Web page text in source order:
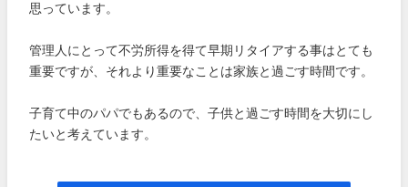
思っています。
管理人にとって不労所得を得て早期リタイアする事はとても
重要ですが、それより重要なことは家族と過ごす時間です。
子育て中のパパでもあるので、子供と過ごす時間を大切にし
たいと考えています。